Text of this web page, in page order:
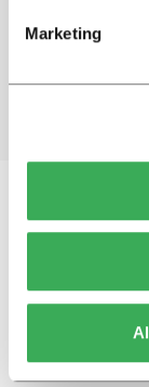
Marketing
Vragen,
© 2026 -Over ons